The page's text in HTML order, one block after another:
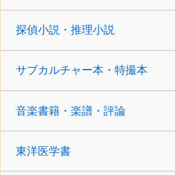
探偵小説・推理小説
サブカルチャー本・特撮本
音楽書籍・楽譜・評論
東洋医学書